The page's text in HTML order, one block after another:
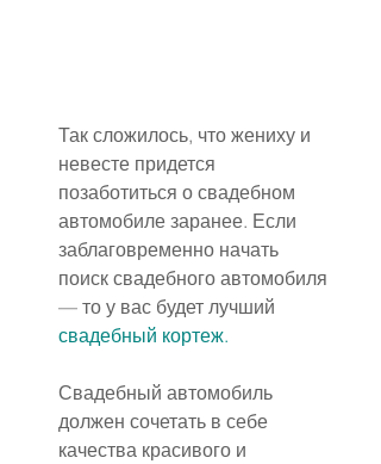
Так сложилось, что жениху и
невесте придется
позаботиться о свадебном
автомобиле заранее. Если
заблаговременно начать
поиск свадебного автомобиля
— то у вас будет лучший
свадебный кортеж.
Свадебный автомобиль
должен сочетать в себе
качества красивого и